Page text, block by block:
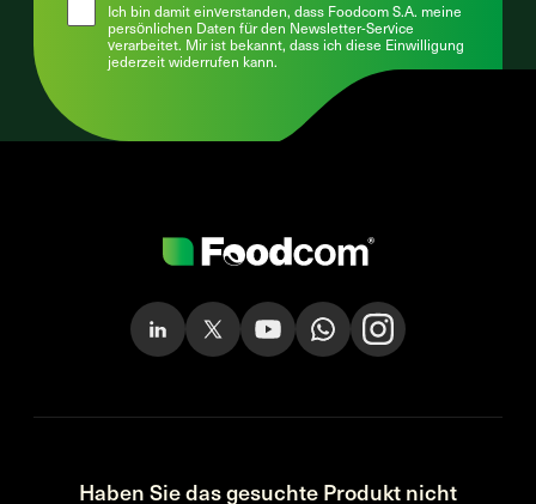
Ich bin damit einverstanden, dass Foodcom S.A. meine
persönlichen Daten für den Newsletter-Service
verarbeitet. Mir ist bekannt, dass ich diese Einwilligung
jederzeit widerrufen kann.
Haben Sie das gesuchte Produkt nicht